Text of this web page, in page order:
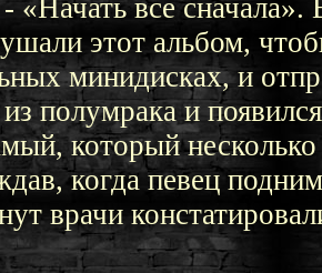
«Начать все
этот альбом,
минидисках, и
полумрака и
который
когда певец
врачи